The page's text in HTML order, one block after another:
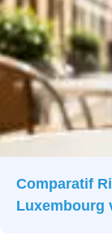
Comparatif
Luxembourg